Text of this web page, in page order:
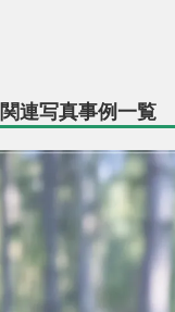
関連写真事例一覧